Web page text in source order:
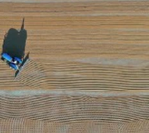
Burdur
Bursa
Çanakkale
Çankırı
Çorum